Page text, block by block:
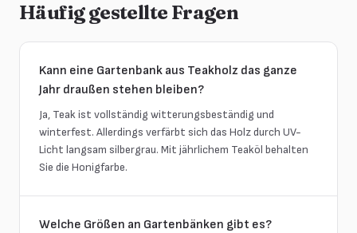
Häufig gestellte Fragen
Kann eine Gartenbank aus Teakholz das ganze
Jahr draußen stehen bleiben?
Ja, Teak ist vollständig witterungsbeständig und
winterfest. Allerdings verfärbt sich das Holz durch UV-
Licht langsam silbergrau. Mit jährlichem Teaköl behalten
Sie die Honigfarbe.
Welche Größen an Gartenbänken gibt es?